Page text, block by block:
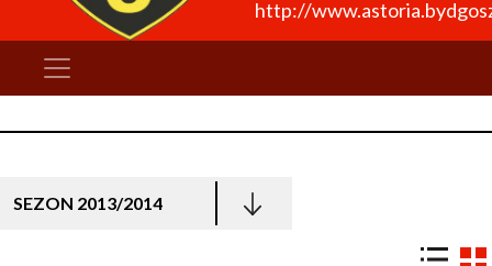
http://
SEZON 2013/2014